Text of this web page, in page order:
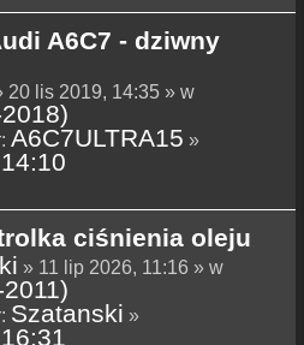
A6C7 - dziwny
20 lis 2019, 14:35 » w
A6C7ULTRA15 »
ciśnienia oleju
» 11 lip 2026, 11:16 » w
Szatanski »